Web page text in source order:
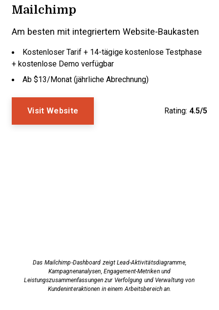
Mailchimp
Am besten mit integriertem Website-Baukasten
Kostenloser Tarif + 14-tägige kostenlose Testphase
+ kostenlose Demo verfügbar
Ab $13/Monat (jährliche Abrechnung)
Visit Website Rating: 4.5/5
Das Mailchimp-Dashboard zeigt Lead-Aktivitätsdiagramme,
Kampagnenanalysen, Engagement-Metriken und
Leistungszusammenfassungen zur Verfolgung und Verwaltung von
Kundeninteraktionen in einem Arbeitsbereich an.